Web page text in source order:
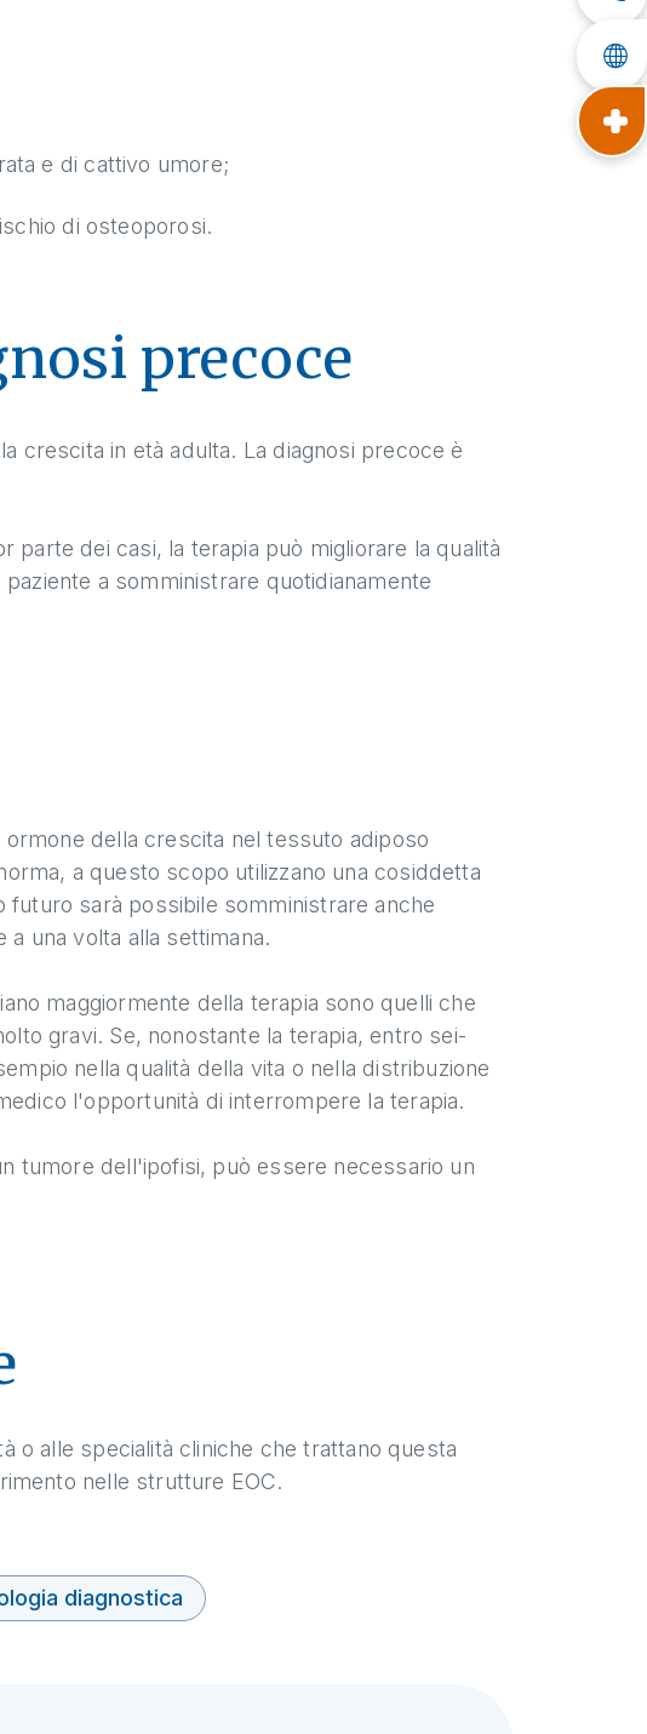
e di cattivo umore;
di osteoporosi.
precoce
crescita in età adulta. La diagnosi precoce è
parte dei casi, la terapia può migliorare la qualità
a somministrare quotidianamente
della crescita nel tessuto adiposo
a questo scopo utilizzano una cosiddetta
futuro sarà possibile somministrare anche
una volta alla settimana.
maggiormente della terapia sono quelli che
gravi. Se, nonostante la terapia, entro sei-
nella qualità della vita o nella distribuzione
l'opportunità di interrompere la terapia.
tumore dell'ipofisi, può essere necessario un
o alle specialità cliniche che trattano questa
nelle strutture EOC.
diagnostica